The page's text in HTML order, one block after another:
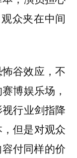
众夹在中间
谷效应，不
博娱乐场，
行业剑指降
但是对观众
付同样的价